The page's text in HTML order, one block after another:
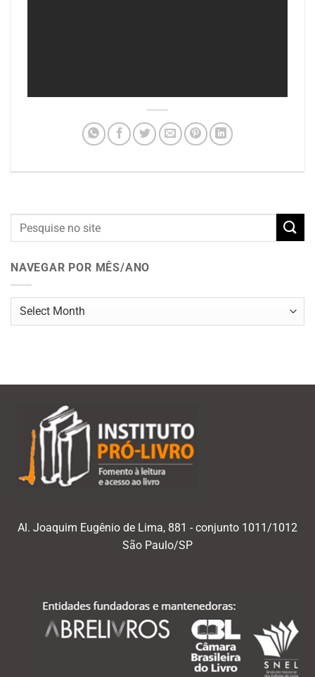
NAVEGAR POR MÊS/ANO
Navegar
Al. Joaquim Eugênio de Lima, 881 - conjunto 1011/1012
São Paulo/SP